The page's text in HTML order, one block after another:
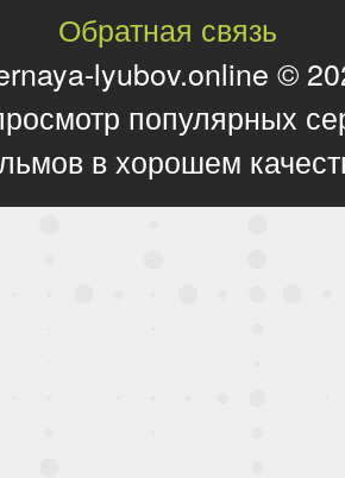
Обратная связь
lyubov.online ©
популярных
в хорошем